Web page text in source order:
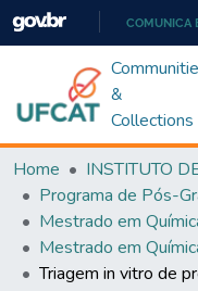
COMUNICA
&
Collections
Home
INSTITUTO